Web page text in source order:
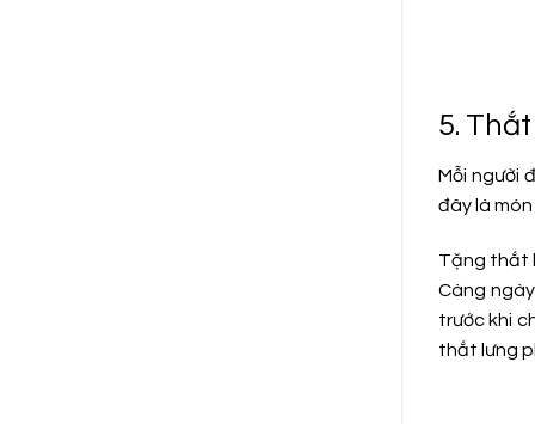
5.
Mỗi người
đây là
Tặng thắt
Càng
trước khi
thắt lưng